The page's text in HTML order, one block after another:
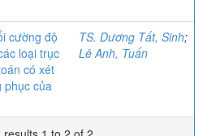
cường độ
loại trục
có xét
phục của
TS. Dương Tất, Sinh;
Lê Anh, Tuấn